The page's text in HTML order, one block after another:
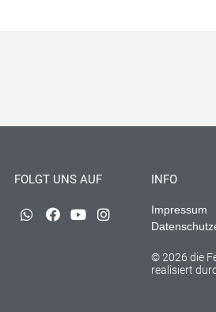
FOLGT UNS AUF INFO
Impressum
© 2026 die
realisiert